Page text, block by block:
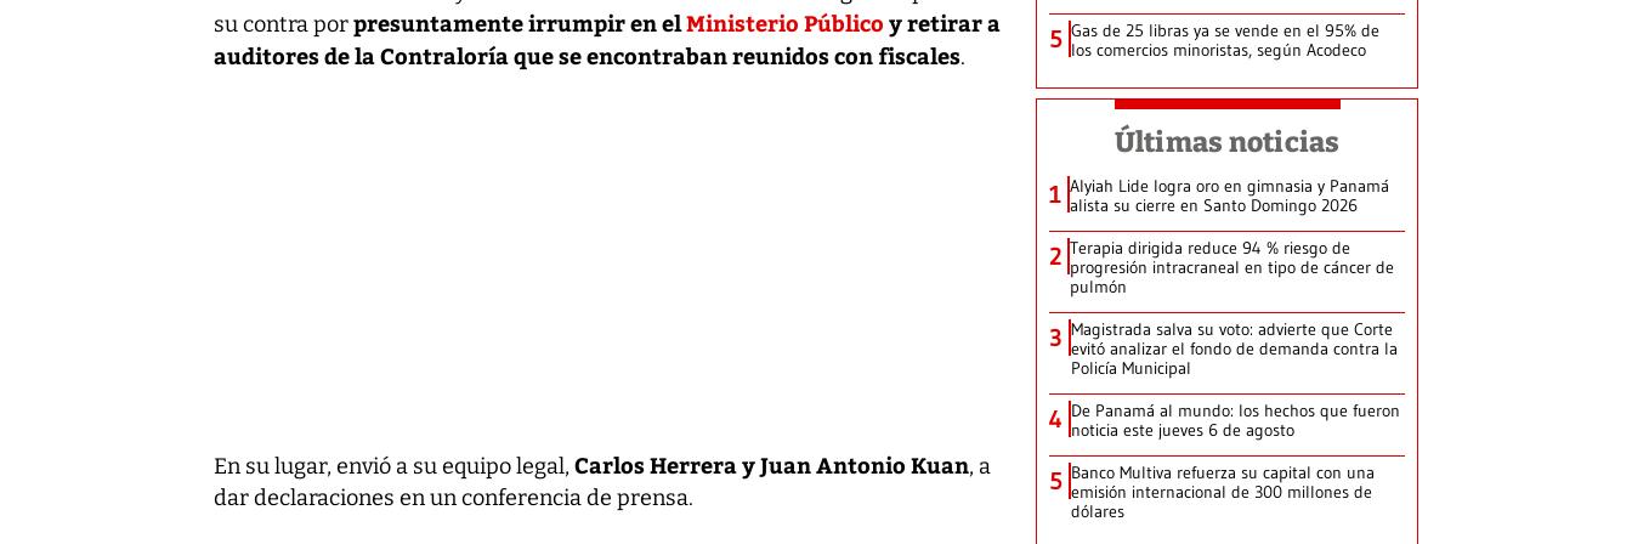
su contra porpresuntamente irrumpir en elMinisterio Público y retirar a
auditores de la Contraloría que se encontraban reunidos con fiscales.
En su lugar, envió a su equipo legal, Carlos Herrera y Juan Antonio Kuan, a
dar declaraciones en un conferencia de prensa.
5 Gas de 25 libras ya se vende en el 95% de
los comercios minoristas, según Acodeco
Últimas noticias
1 Alyiah Lide logra oro en gimnasia y Panamá
alista su cierre en Santo Domingo 2026
2 Terapia dirigida reduce 94 % riesgo de
progresión intracraneal en tipo de cáncer de
pulmón
3 Magistrada salva su voto: advierte que Corte
evitó analizar el fondo de demanda contra la
Policía Municipal
4 De Panamá al mundo: los hechos que fueron
noticia este jueves 6 de agosto
5 Banco Multiva refuerza su capital con una
emisión internacional de 300 millones de
dólares